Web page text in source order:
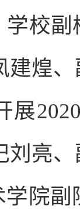
学校
建煌
展
刘亮
学院